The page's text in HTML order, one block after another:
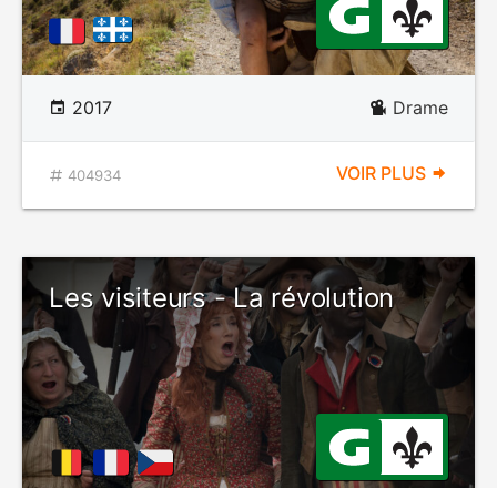
2017 Drame
404934 VOIR PLUS
Les visiteurs - La révolution